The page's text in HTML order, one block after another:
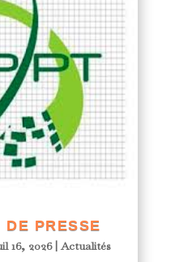
DE PRESSE
16, 2026|Actualités